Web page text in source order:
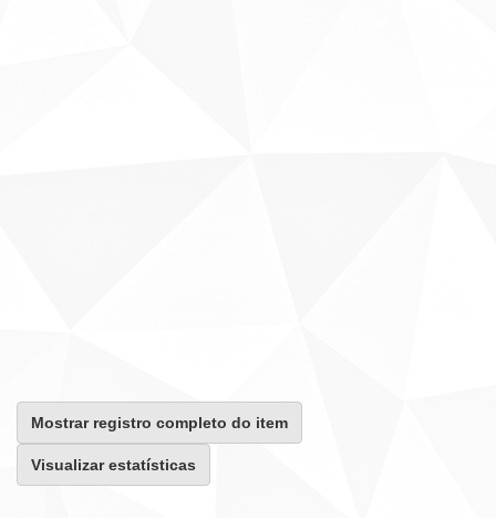
Mostrar registro completo do item
Visualizar estatísticas